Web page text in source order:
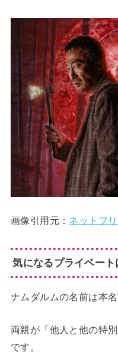
画像引用元： ネットフ
気になるプライベート
ナムダルムの名前は本名
両親が「他人と他の特
です。